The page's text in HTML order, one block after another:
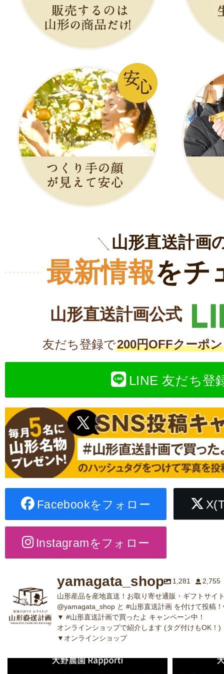
山形直送計画
最新情報をチ
山形直送計画公式
友だち登録で200円OFFクーポン
LINE 友だち登
Facebookをフォロー
Instagramをフォロー
yamagata_shop 1,281
2,755
山形産品を産地直送！お取り寄せ通販・ギフトサイ
@yamagata_shop と #山形直送計画 を付けて投稿
▼ #山形直送計画で買ったよ キャンペーン中！
オンラインショップで紹介します (タグ付けもOK！)
▼オンラインショップ